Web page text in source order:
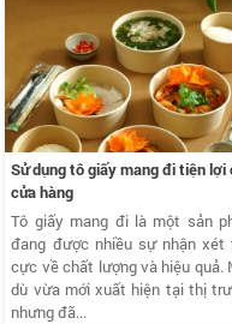
Sử dụng tô giấy mang đi tiện lợi
cửa hàng
Tô giấy mang đi là một sản
đang được nhiều sự nhận xét
cực về chất lượng và hiệu quả.
dù vừa mới xuất hiện tại thị
nhưng đã...